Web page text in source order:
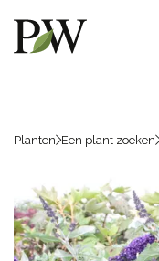
Planten Een plant zoeken